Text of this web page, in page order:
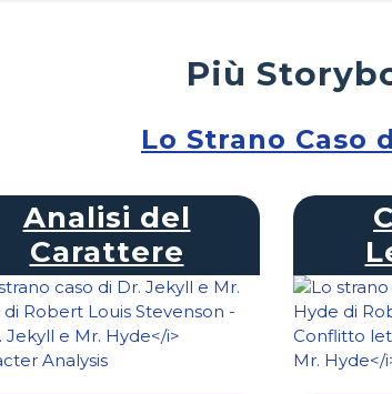
Più
Lo Strano Caso
Analisi del
Carattere